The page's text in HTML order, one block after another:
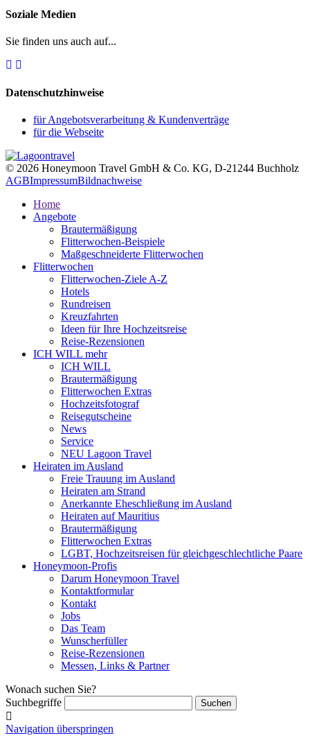
Soziale Medien
Sie finden uns auch auf...
Datenschutzhinweise
für Angebotsverarbeitung & Kundenverträge
für die Webseite
© 2026 Honeymoon Travel GmbH & Co. KG, D-21244 Buchholz
AGBImpressumBildnachweise
Home
Angebote
Brautermäßigung
Flitterwochen-Beispiele
Maßgeschneiderte Flitterwochen
Flitterwochen
Flitterwochen-Ziele A-Z
Hotels
Rundreisen
Kreuzfahrten
Ideen für Ihre Hochzeitsreise
Reise-Rezensionen
ICH WILL mehr
ICH WILL
Brautermäßigung
Flitterwochen Extras
Hochzeitsfotograf
Reisegutscheine
News
Service
NEU Lagoon Travel
Heiraten im Ausland
Freie Trauung im Ausland
Heiraten am Strand
Anerkannte Eheschließung im Ausland
Heiraten auf Mauritius
Brautermäßigung
Flitterwochen Extras
LGBT, Hochzeitsreisen für gleichgeschlechtliche Paare
Honeymoon-Profis
Darum Honeymoon Travel
Kontaktformular
Kontakt
Jobs
Das Team
Wunscherfüller
Reise-Rezensionen
Messen, Links & Partner
Wonach suchen Sie?
Suchbegriffe
Navigation überspringen